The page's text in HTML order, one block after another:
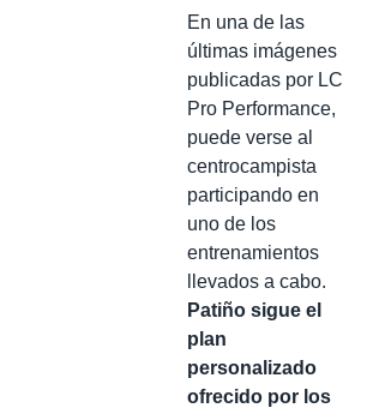
En una de las
últimas imágenes
publicadas por LC
Pro Performance,
puede verse al
centrocampista
participando en
uno de los
entrenamientos
llevados a cabo.
Patiño sigue el
plan
personalizado
ofrecido por los